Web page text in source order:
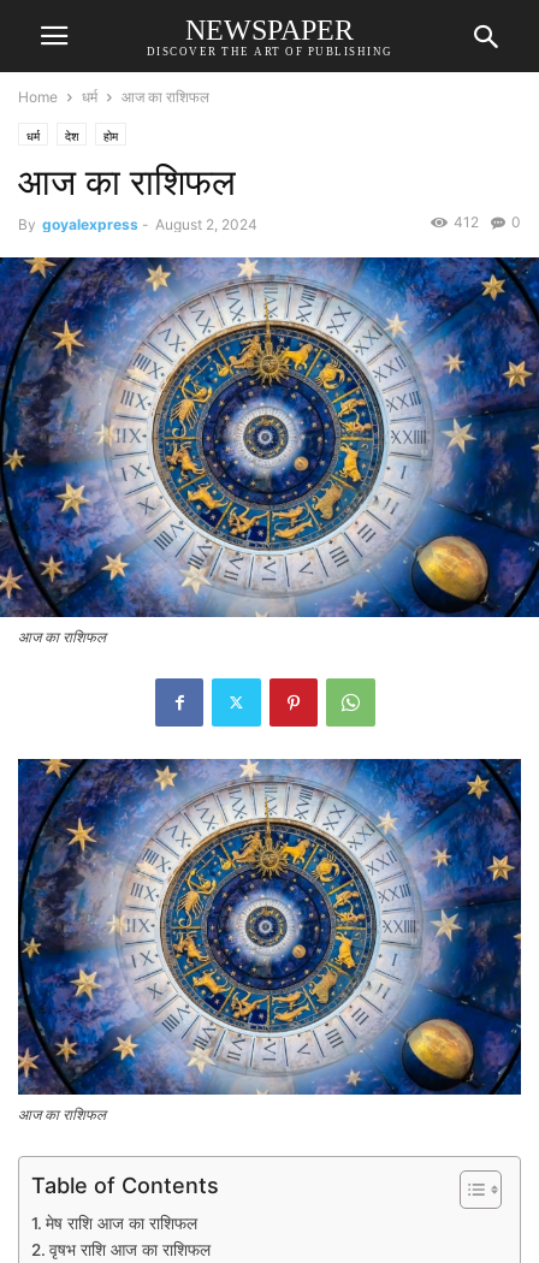
NEWSPAPER
DISCOVER THE ART OF PUBLISHING
Home धर्म आज का राशिफल
धर्म देश होम
आज का राशिफल
By goyalexpress - August 2, 2024 0
412
आज का राशिफल
आज का राशिफल
Table of Contents
मेष राशि आज का राशिफल
वृषभ राशि आज का राशिफल